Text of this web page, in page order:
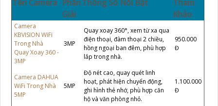
Tên Camera Phân
Giải
Thông Số Nổi Bật
Tham
Khảo
Camera
KBVISION WiFi
Trong Nhà
Quay Xoay 360 -
3MP
3MP
Quay xoay 360°, xem từ xa qua
điện thoại, đàm thoại 2 chiều,
hồng ngoại ban đêm, phù hợp
lắp trong nhà.
950.000
Đ
Camera DAHUA
WiFi Trong Nhà
5MP
5MP
Độ nét cao, quay quét linh
hoạt, phát hiện chuyển động,
ghi hình thẻ nhớ, phù hợp căn
hộ và văn phòng nhỏ.
1.100.000
Đ